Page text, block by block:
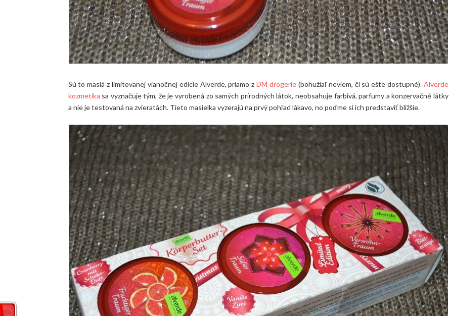
Sú to maslá z limitovanej vianočnej edície Alverde, priamo zDM drogerie (bohužiaľ neviem, či sú ešte dostupné).Alverde
kozmetika sa vyznačuje tým, že je vyrobená zo samých prírodných látok, neobsahuje farbivá, parfumy a konzervačné látky
a nie je testovaná na zvieratách. Tieto masielka vyzerajú na prvý pohľad lákavo, no poďme si ich predstaviť bližšie.